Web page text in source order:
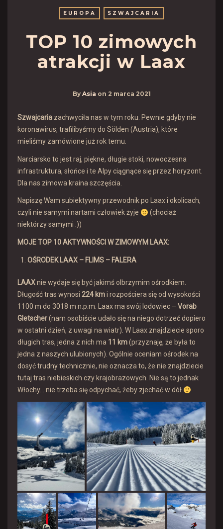
EUROPA SZWAJCARIA
TOP 10 zimowych
atrakcji w Laax
By Asia on 2 marca 2021
Szwajcaria zachwyciła nas w tym roku. Pewnie gdyby nie
koronawirus, trafilibyśmy do Sölden (Austria), które
mieliśmy zamówione już rok temu.
Narciarsko to jest raj, piękne, długie stoki, nowoczesna
infrastruktura, słońce i te Alpy ciągnące się przez horyzont.
Dla nas zimowa kraina szczęścia.
Napiszę Wam subiektywny przewodnik po Laax i okolicach,
czyli nie samymi nartami człowiek żyje
(chociaż
niektórzy samymi :))
MOJE TOP 10 AKTYWNOŚCI W ZIMOWYM LAAX:
OŚRODEK LAAX – FLIMS – FALERA
LAAXnie wydaje się być jakimś olbrzymim ośrodkiem.
Długość tras wynosi 224 kmi rozpościera się od wysokości
1100 m do 3018 m n.p.m. Laax ma swój lodowiec – Vorab
Gletscher(nam osobiście udało się na niego dotrzeć dopiero
w ostatni dzień, z uwagi na wiatr). W Laax znajdziecie sporo
długich tras, jedna z nich ma 11 km(przyznaję, że była to
jedna z naszych ulubionych). Ogólnie oceniam ośrodek na
dosyć trudny technicznie, nie oznacza to, że nie znajdziecie
tutaj tras niebieskich czy krajobrazowych. Nie są to jednak
Włochy… nie trzeba się odpychać, żeby zjechać w dół